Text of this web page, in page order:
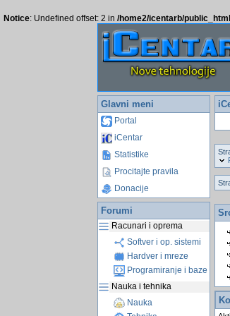
Notice: Undefined offset: 2 in /home2/icentarb/
Glavni meni
Portal
iCentar
Statistike
Procitajte pravila
Donacije
Forumi
Racunari i oprema
Softver i op. sistemi
Hardver i mreze
Programiranje i baze
Nauka i tehnika
Nauka